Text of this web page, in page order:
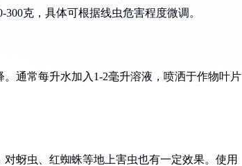
克，具体可根据线虫危害程度微调。
通常每升水加入1-2毫升溶液，喷洒于作物叶片
蚜虫、红蜘蛛等地上害虫也有一定效果。使用